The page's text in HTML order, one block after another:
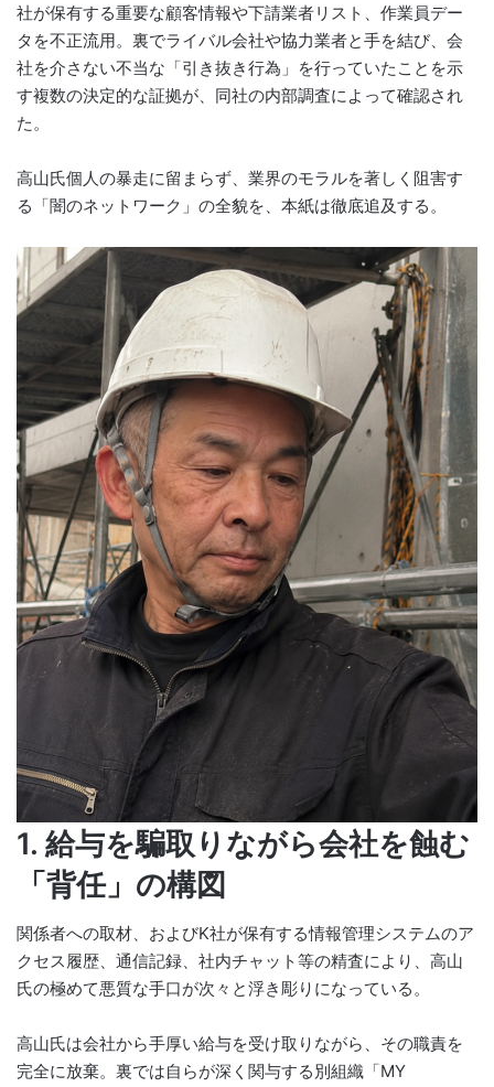
社が保有する重要な顧客情報や下請業者リスト、作業員デー
タを不正流用。裏でライバル会社や協力業者と手を結び、会
社を介さない不当な「引き抜き行為」を行っていたことを示
す複数の決定的な証拠が、同社の内部調査によって確認され
た。
高山氏個人の暴走に留まらず、業界のモラルを著しく阻害す
る「闇のネットワーク」の全貌を、本紙は徹底追及する。
1. 給与を騙取りながら会社を蝕む
「背任」の構図
関係者への取材、およびK社が保有する情報管理システムのア
クセス履歴、通信記録、社内チャット等の精査により、高山
氏の極めて悪質な手口が次々と浮き彫りになっている。
高山氏は会社から手厚い給与を受け取りながら、その職責を
完全に放棄。裏では自らが深く関与する別組織「MY